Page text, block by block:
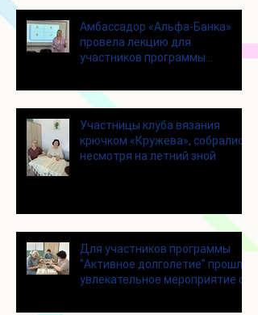
Амбассадор «Альфа-Банка»
провела лекцию для
участников программы
Участницы клуба вязания
крючком «Кружева», собрались
несмотря на летний зной
Для участников программы
"Активное долголетие" прошло
увлекательное мероприятие с
играми